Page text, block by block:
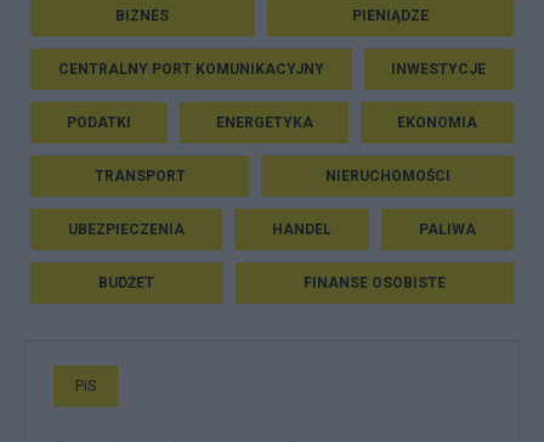
BIZNES PIENIĄDZE
CENTRALNY PORT KOMUNIKACYJNY INWESTYCJE
PODATKI ENERGETYKA EKONOMIA
TRANSPORT NIERUCHOMOŚCI
UBEZPIECZENIA HANDEL PALIWA
BUDŻET FINANSE OSOBISTE
PiS